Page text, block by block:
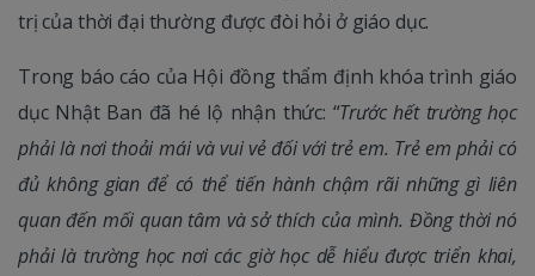
trị của thời đại thường được đòi hỏi ở giáo dục.
Trong báo cáo của Hội đồng thẩm định khóa trình giáo
dục Nhật Ban đã hé lộ nhận thức: “Trước hết trường học
phải là nơi thoải mái và vui vẻ đối với trẻ em. Trẻ em phải có
đủ không gian để có thể tiến hành chậm rãi những gì liên
quan đến mối quan tâm và sở thích của mình. Đồng thời nó
phải là trường học nơi các giờ học dễ hiểu được triển khai,